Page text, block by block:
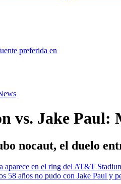
preferida en
vs. Jake Paul:
nocaut, el duelo
aparece en el ring del AT&T
58 años no pudo con Jake Paul y